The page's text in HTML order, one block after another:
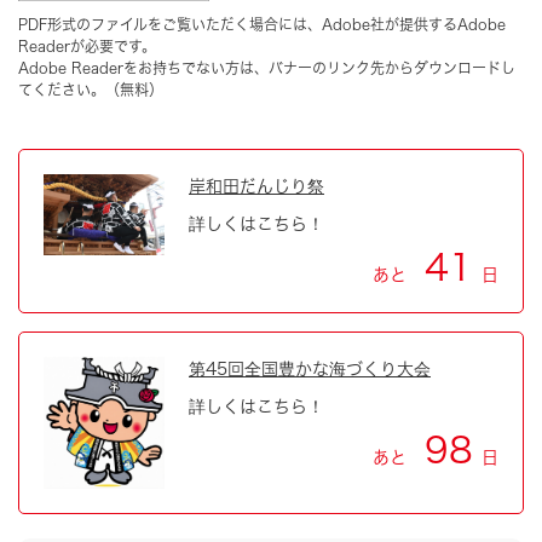
PDF形式のファイルをご覧いただく場合には、Adobe社が提供するAdobe
Readerが必要です。
Adobe Readerをお持ちでない方は、バナーのリンク先からダウンロードし
てください。（無料）
岸和田だんじり祭
詳しくはこちら！
あと 41 日
第45回全国豊かな海づくり大会
詳しくはこちら！
あと 98 日